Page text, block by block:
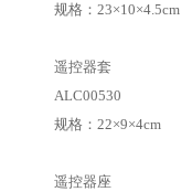
规格：23×10×4.5cm
遥控器套
ALC00530
规格：22×9×4cm
遥控器座